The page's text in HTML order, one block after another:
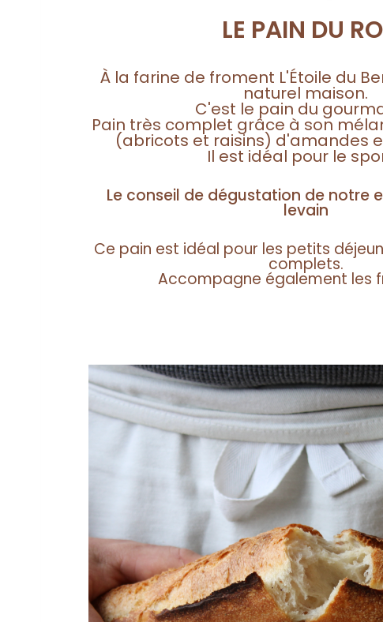
LE PAIN DU
À la farine de froment L'Étoile du
naturel maison.
C'est le pain du
Pain très complet grâce à son
(abricots et raisins) d'amandes
Il est idéal pour le
Le conseil de dégustation de notre
levain
Ce pain est idéal pour les petits
complets.
Accompagne également les